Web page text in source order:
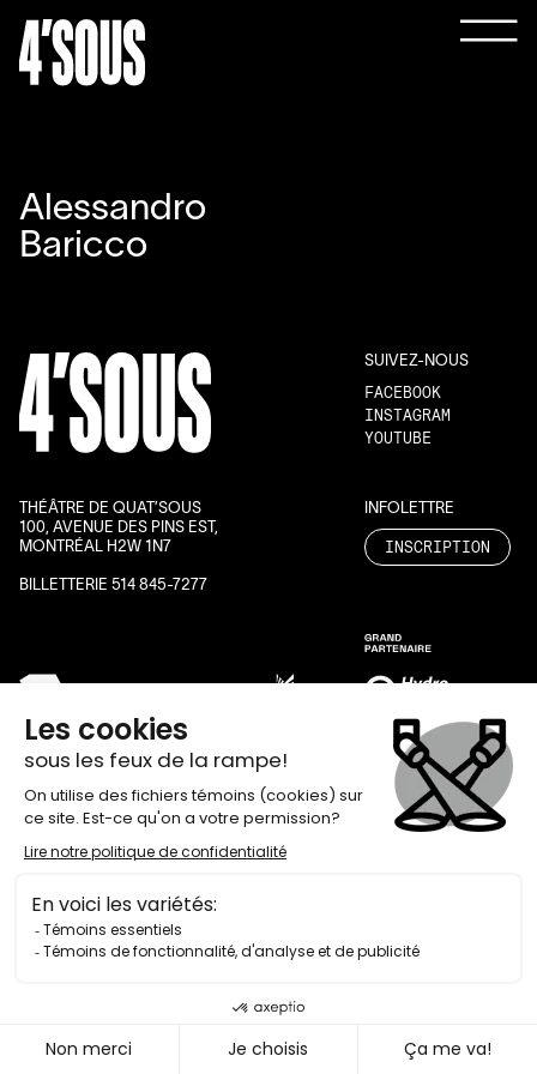
Alessandro
Baricco
SUIVEZ-NOUS
FACEBOOK
INSTAGRAM
YOUTUBE
THÉÂTRE DE QUAT’SOUS
100, AVENUE DES PINS EST,
MONTRÉAL H2W 1N7
BILLETTERIE 514 845-7277
INFOLETTRE
INSCRIPTION